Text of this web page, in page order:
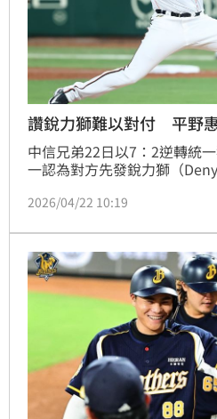
讚銳力獅難以對付 平野
中信兄弟22日以7：2逆轉統
一認為對方先發銳力獅（
團隊氣勢轉變的關鍵點，同時
2026/04/22 10:19